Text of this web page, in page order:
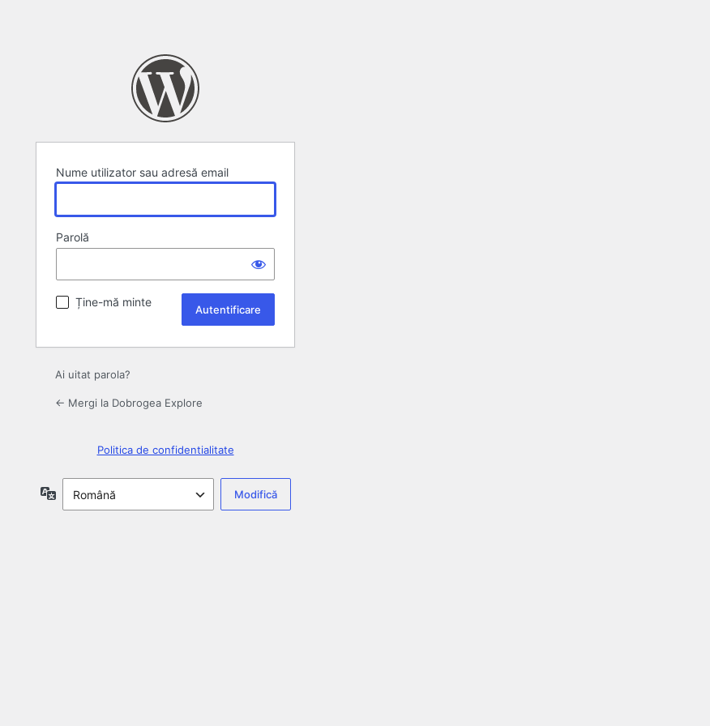
Nume utilizator sau adresă email
Parolă
Ține-mă minte
Ai uitat parola?
← Mergi la Dobrogea Explore
Politica de confidentialitate
Limbă